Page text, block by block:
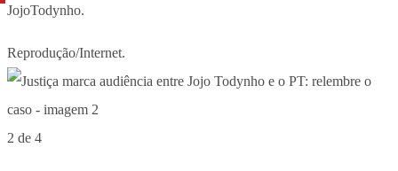
JojoTodynho.
Reprodução/Internet.
2 de 4